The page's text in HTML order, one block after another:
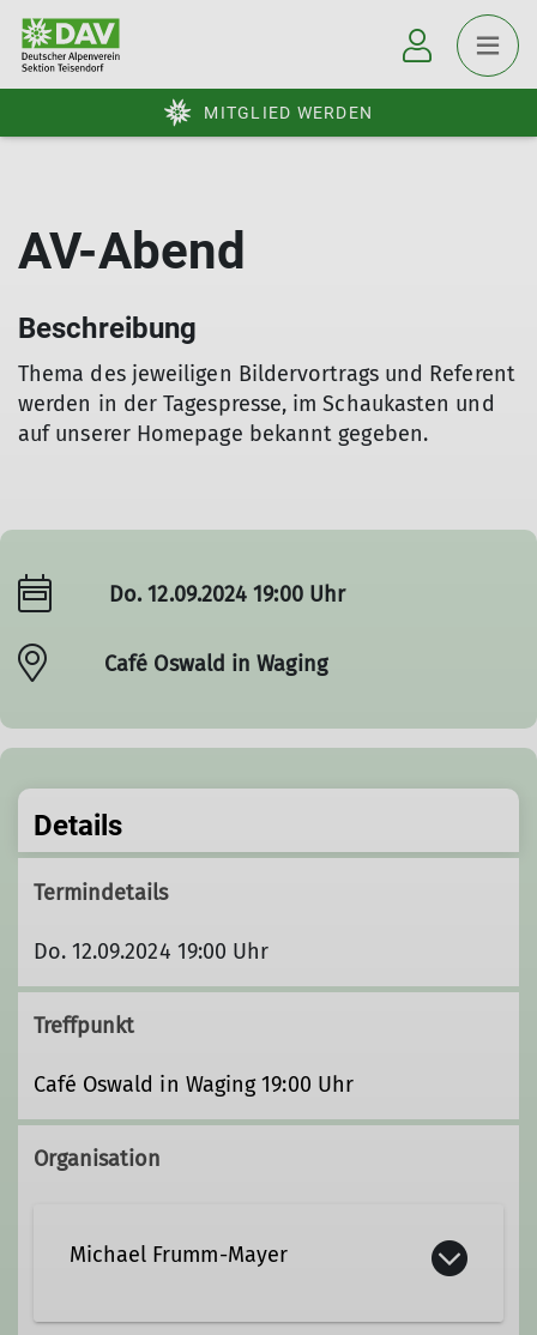
MITGLIED WERDEN
AV-Abend
Beschreibung
Thema des jeweiligen Bildervortrags und Referent
werden in der Tagespresse, im Schaukasten und
auf unserer Homepage bekannt gegeben.
Do. 12.09.2024 19:00 Uhr
Café Oswald in Waging
Details
Termindetails
Do. 12.09.2024 19:00 Uhr
Treffpunkt
Café Oswald in Waging 19:00 Uhr
Organisation
Michael Frumm-Mayer